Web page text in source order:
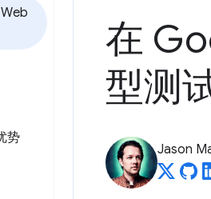
势
在
型测
Jason